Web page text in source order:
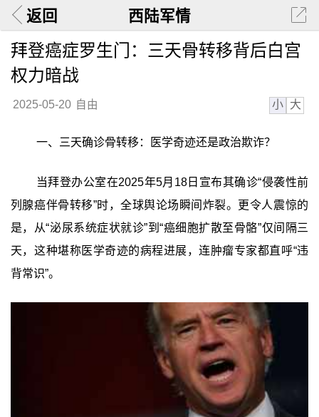
返回 西陆军情
拜登癌症罗生门：三天骨转移背后白宫
权力暗战
2025-05-20 自由 小 大
一、三天确诊骨转移：医学奇迹还是政治欺诈？
当拜登办公室在2025年5月18日宣布其确诊“侵袭性前
列腺癌伴骨转移”时，全球舆论场瞬间炸裂。更令人震惊的
是，从“泌尿系统症状就诊”到“癌细胞扩散至骨骼”仅间隔三
天，这种堪称医学奇迹的病程进展，连肿瘤专家都直呼“违
背常识”。